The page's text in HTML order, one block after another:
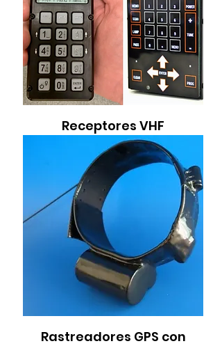
Receptores VHF
Rastreadores GPS con